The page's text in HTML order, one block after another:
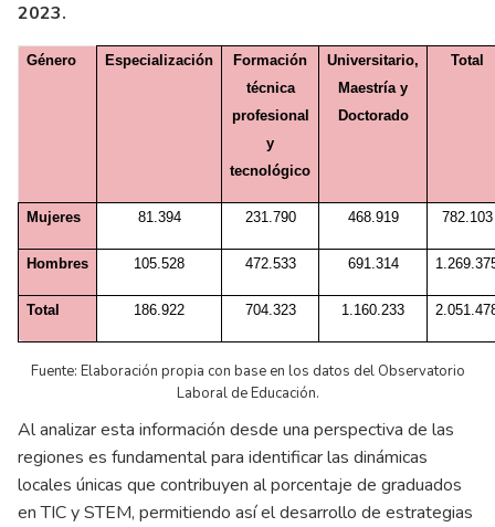
2023.
Género Especialización
Formación
técnica
profesional
y
tecnológico
Universitario,
Maestría y
Doctorado
Total
Mujeres 81.394 231.790 468.919 782.103
Hombres 105.528 472.533 691.314
Total 186.922 704.323 1.160.233
Fuente: Elaboración propia con base en los datos del Observatorio
Laboral de Educación.
Al analizar esta información desde una perspectiva de las
regiones es fundamental para identificar las dinámicas
locales únicas que contribuyen al porcentaje de graduados
en TIC y STEM, permitiendo así el desarrollo de estrategias